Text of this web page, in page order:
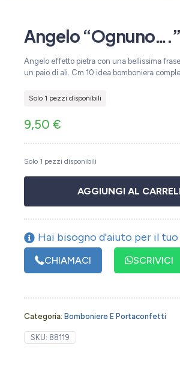
Angelo “Ognuno….”
Angelo effetto pietra con una bellissima
un paio di ali. Cm 10 idea bomboniera
Solo 1 pezzi disponibili
9,50 €
Solo 1 pezzi disponibili
AGGIUNGI AL
Hai bisogno d'aiuto per il
CHIAMACI SCRIVICI
Categoria: Bomboniere E Portaconfetti
SKU: 88119